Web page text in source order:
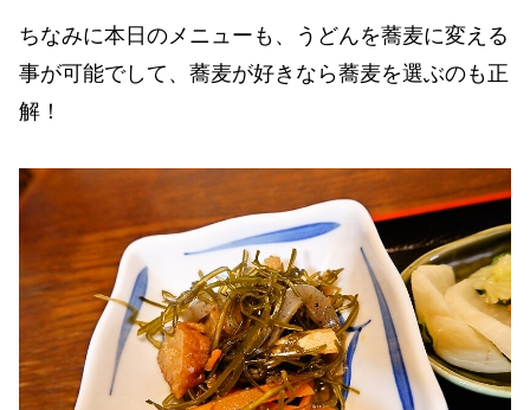
ちなみに本日のメニューも、うどんを蕎麦に変える
事が可能でして、蕎麦が好きなら蕎麦を選ぶのも正
解！